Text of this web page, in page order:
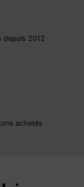
depuis 2012
achetés